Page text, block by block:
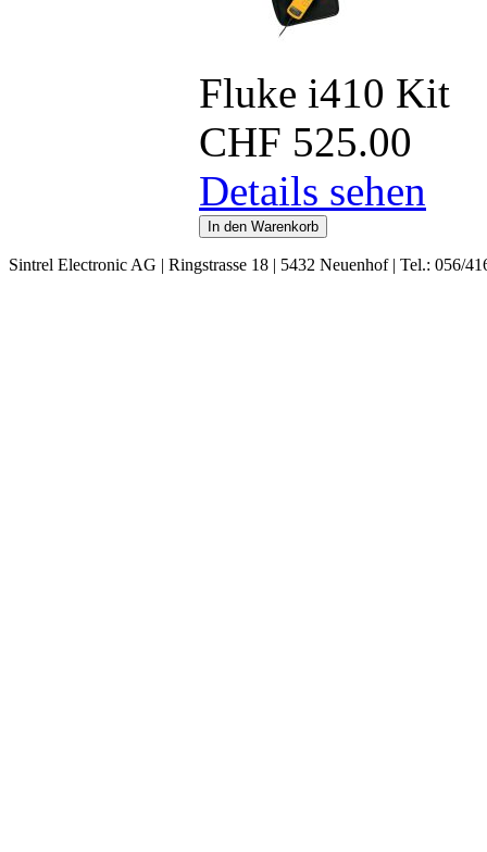
Fluke i410 Kit
CHF 525.00
Details sehen
Sintrel Electronic AG | Ringstrasse 18 | 5432 Neuenhof | Tel.: 056/